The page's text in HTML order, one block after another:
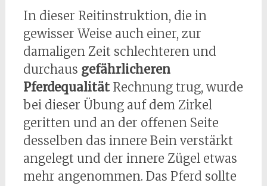
In dieser Reitinstruktion, die in
gewisser Weise auch einer, zur
damaligen Zeit schlechteren und
durchaus gefährlicheren
PferdequalitätRechnung trug, wurde
bei dieser Übung auf dem Zirkel
geritten und an der offenen Seite
desselben das innere Bein verstärkt
angelegt und der innere Zügel etwas
mehr angenommen. Das Pferd sollte